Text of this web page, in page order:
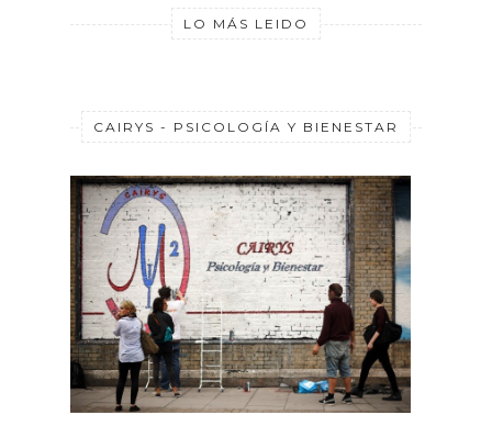
LO MÁS LEIDO
CAIRYS - PSICOLOGÍA Y BIENESTAR